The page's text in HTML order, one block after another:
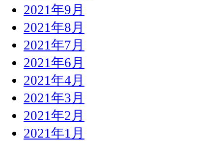
2021年9月
2021年8月
2021年7月
2021年6月
2021年4月
2021年3月
2021年2月
2021年1月